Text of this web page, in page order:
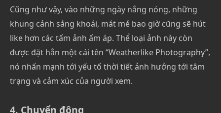
Cũng như vậy, vào những ngày nắng nóng, những
khung cảnh sảng khoái, mát mẻ bao giờ cũng sẽ hút
like hơn các tấm ảnh ấm áp. Thể loại ảnh này còn
được đặt hẳn một cái tên “Weatherlike Photography”,
nó nhấn mạnh tới yếu tố thời tiết ảnh hưởng tới tâm
trạng và cảm xúc của người xem.
4. Chuyển động